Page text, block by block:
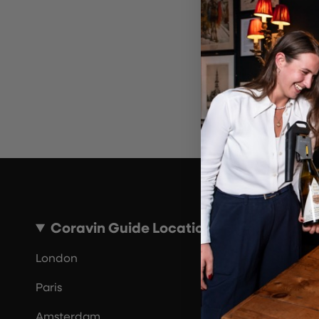
Por
Coravin Guide Locations
London
Paris
Amsterdam